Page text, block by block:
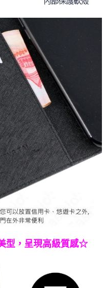
型，呈現高級質感☆